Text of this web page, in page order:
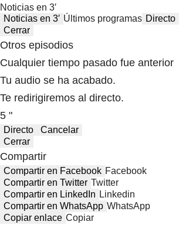
Noticias en 3′
Noticias en 3′ Últimos programas Directo
Cerrar
Otros episodios
Cualquier tiempo pasado fue anterior
Tu audio se ha acabado.
Te redirigiremos al directo.
5 "
Directo
Cancelar
Cerrar
Compartir
Compartir en Facebook Facebook
Compartir en Twitter Twitter
Compartir en LinkedIn Linkedin
Compartir en WhatsApp WhatsApp
Copiar enlace Copiar